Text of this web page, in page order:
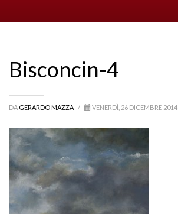
Bisconcin-4
DA GERARDO MAZZA / VENERDÌ, 26 DICEMBRE 2014